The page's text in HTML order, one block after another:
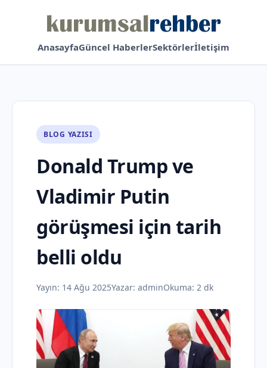
AnasayfaGüncel HaberlerSektörlerİletişim
BLOG YAZISI
Donald Trump ve
Vladimir Putin
görüşmesi için tarih
belli oldu
Yayın: 14 Ağu 2025Yazar: adminOkuma: 2 dk